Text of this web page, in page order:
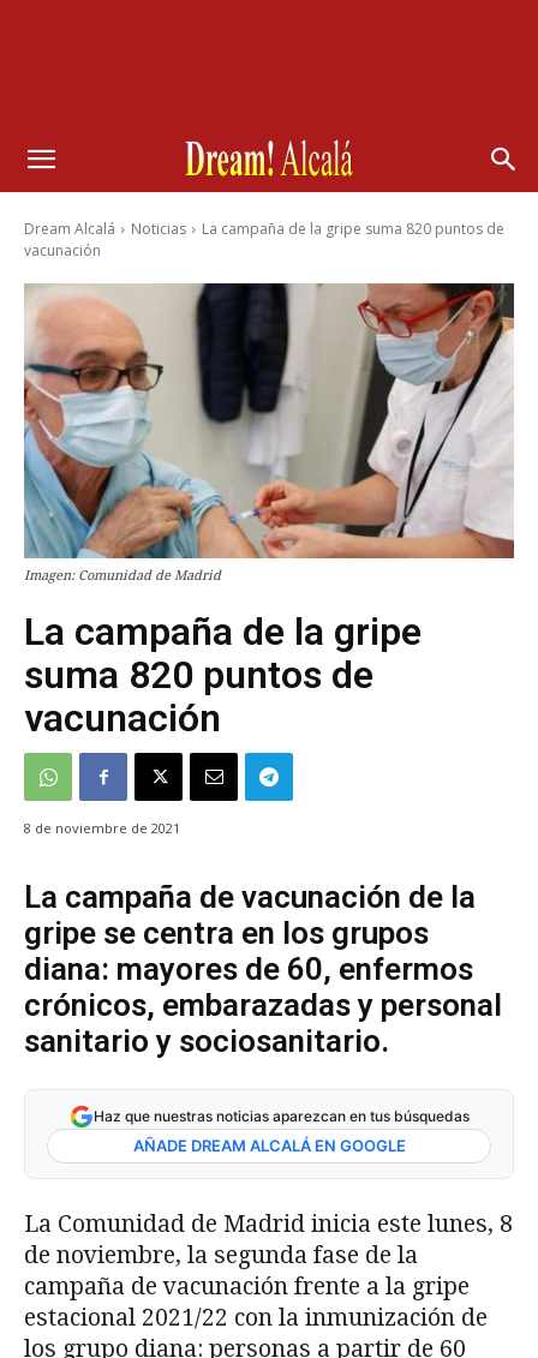
Dream Alcalá Noticias
La campaña de la gripe suma 820 puntos de
vacunación
Imagen: Comunidad de Madrid
La campaña de la gripe
suma 820 puntos de
vacunación
8 de noviembre de 2021
La campaña de vacunación de la
gripe se centra en los grupos
diana: mayores de 60, enfermos
crónicos, embarazadas y personal
sanitario y sociosanitario.
Haz que nuestras noticias aparezcan en tus búsquedas
AÑADE DREAM ALCALÁ EN GOOGLE
La Comunidad de Madrid inicia este lunes, 8
de noviembre, la segunda fase de la
campaña de vacunación frente a la gripe
estacional 2021/22 con la inmunización de
los grupo diana: personas a partir de 60